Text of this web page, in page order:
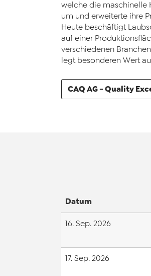
welche die maschinelle
um und erweiterte ihre
Heute beschäftigt
auf einer
verschiedenen
legt besonderen Wert
CAQ AG - Quality
Datum
16. Sep. 2026
17. Sep. 2026